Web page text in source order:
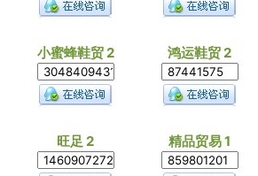
小蜜蜂鞋贸 2 鸿运鞋贸 2
旺足 2 精品贸易 1